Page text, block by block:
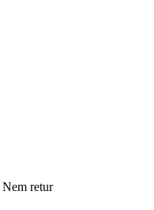
Nem retur